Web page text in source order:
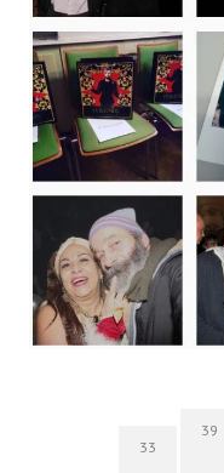
33
39